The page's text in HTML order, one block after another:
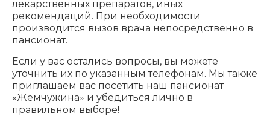
лекарственных препаратов, иных
рекомендаций. При необходимости
производится вызов врача непосредственно в
пансионат.
Если у вас остались вопросы, вы можете
уточнить их по указанным телефонам. Мы также
приглашаем вас посетить наш пансионат
«Жемчужина» и убедиться лично в
правильном выборе!